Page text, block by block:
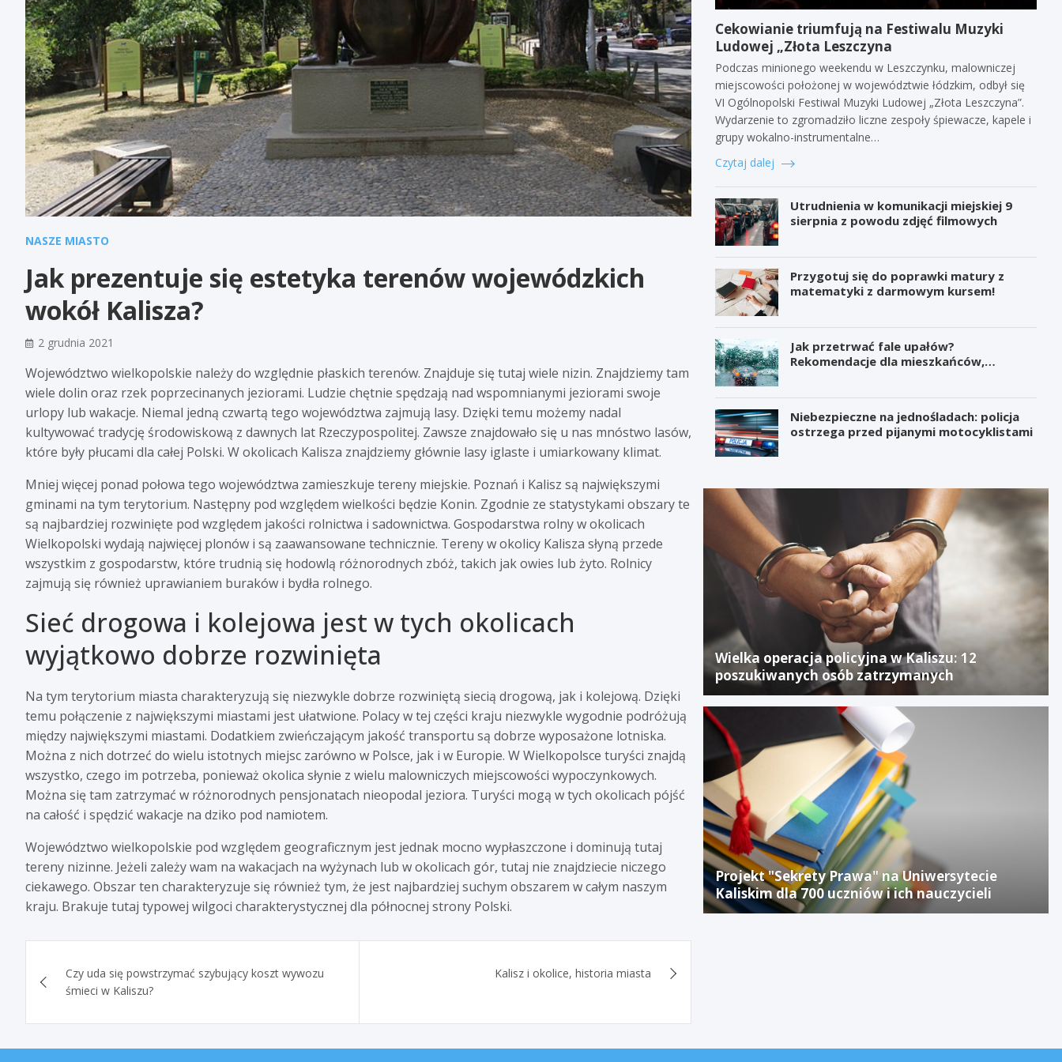
NASZE MIASTO
Jak prezentuje się estetyka terenów wojewódzkich
wokół Kalisza?
2 grudnia 2021
Województwo wielkopolskie należy do względnie płaskich terenów. Znajduje się tutaj wiele nizin. Znajdziemy tam
wiele dolin oraz rzek poprzecinanych jeziorami. Ludzie chętnie spędzają nad wspomnianymi jeziorami swoje
urlopy lub wakacje. Niemal jedną czwartą tego województwa zajmują lasy. Dzięki temu możemy nadal
kultywować tradycję środowiskową z dawnych lat Rzeczypospolitej. Zawsze znajdowało się u nas mnóstwo lasów,
które były płucami dla całej Polski. W okolicach Kalisza znajdziemy głównie lasy iglaste i umiarkowany klimat.
Mniej więcej ponad połowa tego województwa zamieszkuje tereny miejskie. Poznań i Kalisz są największymi
gminami na tym terytorium. Następny pod względem wielkości będzie Konin. Zgodnie ze statystykami obszary te
są najbardziej rozwinięte pod względem jakości rolnictwa i sadownictwa. Gospodarstwa rolny w okolicach
Wielkopolski wydają najwięcej plonów i są zaawansowane technicznie. Tereny w okolicy Kalisza słyną przede
wszystkim z gospodarstw, które trudnią się hodowlą różnorodnych zbóż, takich jak owies lub żyto. Rolnicy
zajmują się również uprawianiem buraków i bydła rolnego.
Sieć drogowa i kolejowa jest w tych okolicach
wyjątkowo dobrze rozwinięta
Na tym terytorium miasta charakteryzują się niezwykle dobrze rozwiniętą siecią drogową, jak i kolejową. Dzięki
temu połączenie z największymi miastami jest ułatwione. Polacy w tej części kraju niezwykle wygodnie podróżują
między największymi miastami. Dodatkiem zwieńczającym jakość transportu są dobrze wyposażone lotniska.
Można z nich dotrzeć do wielu istotnych miejsc zarówno w Polsce, jak i w Europie. W Wielkopolsce turyści znajdą
wszystko, czego im potrzeba, ponieważ okolica słynie z wielu malowniczych miejscowości wypoczynkowych.
Można się tam zatrzymać w różnorodnych pensjonatach nieopodal jeziora. Turyści mogą w tych okolicach pójść
na całość i spędzić wakacje na dziko pod namiotem.
Województwo wielkopolskie pod względem geograficznym jest jednak mocno wypłaszczone i dominują tutaj
tereny nizinne. Jeżeli zależy wam na wakacjach na wyżynach lub w okolicach gór, tutaj nie znajdziecie niczego
ciekawego. Obszar ten charakteryzuje się również tym, że jest najbardziej suchym obszarem w całym naszym
kraju. Brakuje tutaj typowej wilgoci charakterystycznej dla północnej strony Polski.
wpisu
Czy uda się powstrzymać szybujący koszt wywozu
śmieci w Kaliszu?
Kalisz i okolice, historia miasta
Cekowianie triumfują na Festiwalu Muzyki
Ludowej „Złota Leszczyna
Podczas minionego weekendu w Leszczynku, malowniczej
miejscowości położonej w województwie łódzkim, odbył się
VI Ogólnopolski Festiwal Muzyki Ludowej „Złota Leszczyna”.
Wydarzenie to zgromadziło liczne zespoły śpiewacze, kapele i
grupy wokalno-instrumentalne…
Czytaj dalej
Utrudnienia w komunikacji miejskiej 9
sierpnia z powodu zdjęć filmowych
Przygotuj się do poprawki matury z
matematyki z darmowym kursem!
Jak przetrwać fale upałów?
Rekomendacje dla mieszkańców,
Niebezpieczne na jednośladach: policja
ostrzega przed pijanymi motocyklistami
Wielka operacja policyjna w Kaliszu: 12
poszukiwanych osób zatrzymanych
Projekt "Sekrety Prawa" na Uniwersytecie
Kaliskim dla 700 uczniów i ich nauczycieli